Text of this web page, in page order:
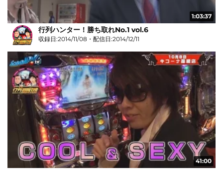
1:03:37
行列ハンター！勝ち取れNo.1 vol.6
収録日:2014/11/08・配信日:2014/12/11
41:00